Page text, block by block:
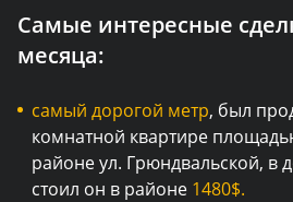
Самые интересные
месяца:
самый дорогой метр, был
комнатной квартире
районе ул. Грюндвальской, в
стоил он в районе 1480$.